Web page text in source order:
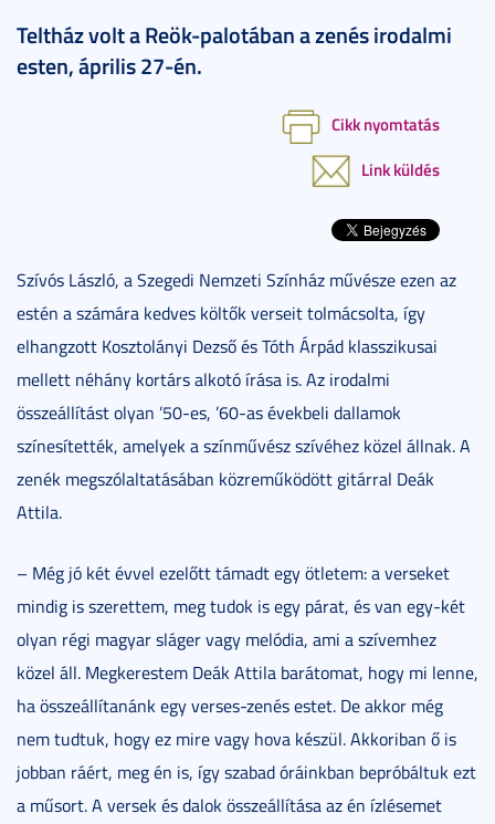
Teltház volt a Reök-palotában a zenés irodalmi
esten, április 27-én.
Cikk nyomtatás
Link küldés
Szívós László, a Szegedi Nemzeti Színház művésze ezen az
estén a számára kedves költők verseit tolmácsolta, így
elhangzott Kosztolányi Dezső és Tóth Árpád klasszikusai
mellett néhány kortárs alkotó írása is. Az irodalmi
összeállítást olyan ’50-es, ’60-as évekbeli dallamok
színesítették, amelyek a színművész szívéhez közel állnak. A
zenék megszólaltatásában közreműködött gitárral Deák
Attila.
– Még jó két évvel ezelőtt támadt egy ötletem: a verseket
mindig is szerettem, meg tudok is egy párat, és van egy-két
olyan régi magyar sláger vagy melódia, ami a szívemhez
közel áll. Megkerestem Deák Attila barátomat, hogy mi lenne,
ha összeállítanánk egy verses-zenés estet. De akkor még
nem tudtuk, hogy ez mire vagy hova készül. Akkoriban ő is
jobban ráért, meg én is, így szabad óráinkban bepróbáltuk ezt
a műsort. A versek és dalok összeállítása az én ízlésemet